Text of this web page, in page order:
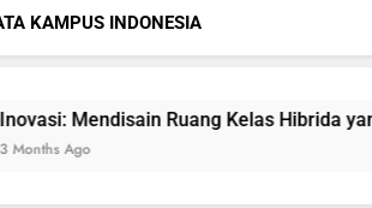
KAMPUS INDONESIA
Ruang Kelas Hibrida yang